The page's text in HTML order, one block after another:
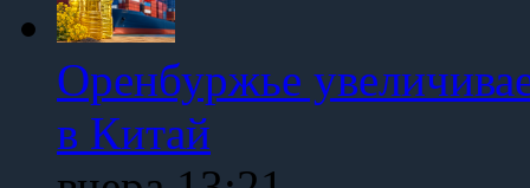
Оренбуржье
в Китай